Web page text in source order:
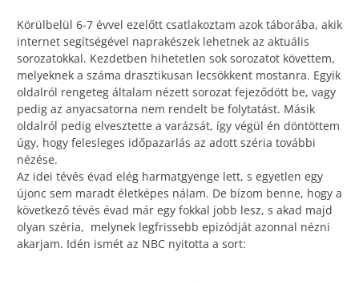
Körülbelül 6-7 évvel ezelőtt csatlakoztam azok táborába, akik
internet segítségével naprakészek lehetnek az aktuális
sorozatokkal. Kezdetben hihetetlen sok sorozatot követtem,
melyeknek a száma drasztikusan lecsökkent mostanra. Egyik
oldalról rengeteg általam nézett sorozat fejeződött be, vagy
pedig az anyacsatorna nem rendelt be folytatást. Másik
oldalról pedig elvesztette a varázsát, így végül én döntöttem
úgy, hogy felesleges időpazarlás az adott széria további
nézése.
Az idei tévés évad elég harmatgyenge lett, s egyetlen egy
újonc sem maradt életképes nálam. De bízom benne, hogy a
következő tévés évad már egy fokkal jobb lesz, s akad majd
olyan széria, melynek legfrissebb epizódját azonnal nézni
akarjam. Idén ismét az NBC nyitotta a sort: